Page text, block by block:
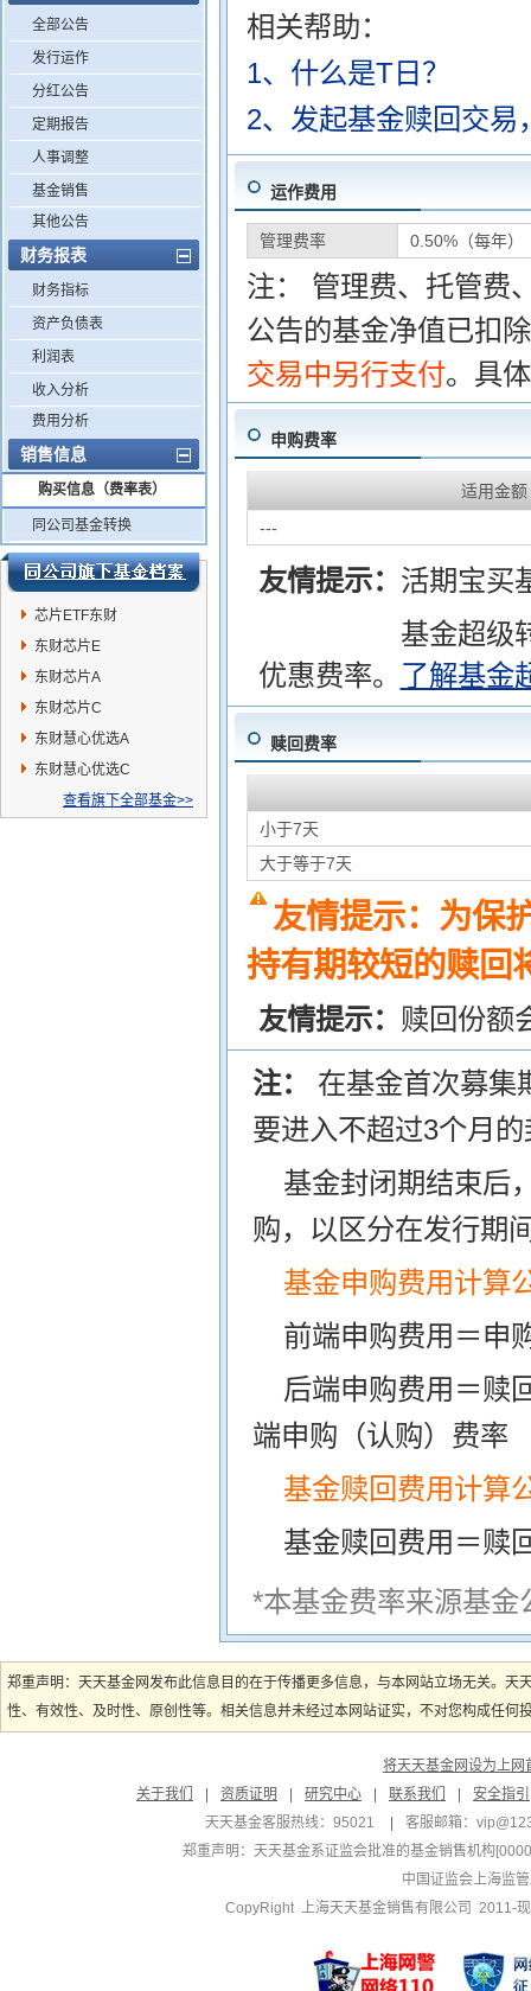
全部公告
发行运作
分红公告
定期报告
人事调整
基金销售
其他公告
财务报表
财务指标
资产负债表
利润表
收入分析
费用分析
销售信息
购买信息（费率表）
同公司基金转换
芯片ETF东财
东财芯片E
东财芯片A
东财芯片C
东财慧心优选A
东财慧心优选C
查看旗下全部基金>>
相关帮助：
1、什么是T日？
2、发起基金赎回交易
运作费用
管理费率 0.50%（每年）
注： 管理费、托管费
公告的基金净值已扣
交易中另行支付。具
申购费率
适用金额
---
友情提示： 活期宝买
基金超级
优惠费率。 了解基金
赎回费率
小于7天
大于等于7天
友情提示：为保
持有期较短的赎回
友情提示： 赎回份额
注： 在基金首次募集
要进入不超过3个月
基金封闭期结束后
购，以区分在发行期
基金申购费用计算
前端申购费用＝申
后端申购费用＝赎
端申购（认购）费率
基金赎回费用计算
基金赎回费用＝赎
*本基金费率来源基
郑重声明：天天基金网发布此信息目的在于传播更多信息，与本网站立场无关。
性、有效性、及时性、原创性等。相关信息并未经过本网站证实，不对您构成任
将天天基金网设为上网
关于我们
资质证明 研究中心 联系我们
安全指引
天天基金客服热线：95021
客服邮箱：
郑重声明： 天天基金系证监会批准的基金销售机构
中国证监会上海监
CopyRight 上海天天基金销售有限公司 2011-